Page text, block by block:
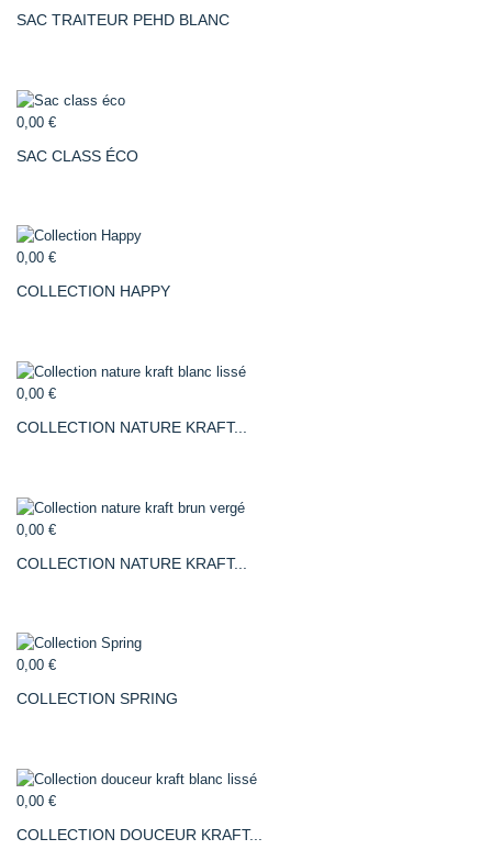
SAC TRAITEUR PEHD BLANC
0,00 €
SAC CLASS ÉCO
0,00 €
COLLECTION HAPPY
0,00 €
COLLECTION NATURE KRAFT...
0,00 €
COLLECTION NATURE KRAFT...
0,00 €
COLLECTION SPRING
0,00 €
COLLECTION DOUCEUR KRAFT...